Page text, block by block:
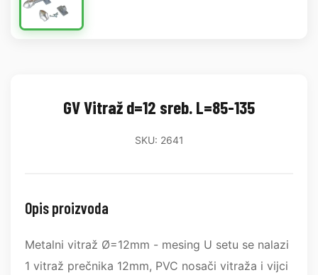
GV Vitraž d=12 sreb. L=85-135
SKU: 2641
Opis proizvoda
Metalni vitraž Ø=12mm - mesing U setu se nalazi
1 vitraž prečnika 12mm, PVC nosači vitraža i vijci